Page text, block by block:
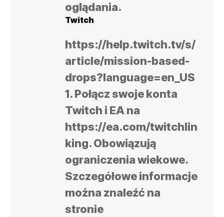
oglądania.
Twitch
https://help.twitch.tv/s/
article/mission-based-
drops?language=en_US
1. Połącz swoje konta
Twitch i EA na
https://ea.com/twitchlin
king. Obowiązują
ograniczenia wiekowe.
Szczegółowe informacje
można znaleźć na
stronie